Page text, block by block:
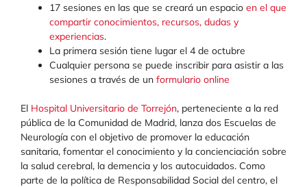
17 sesiones en las que se creará un espacio en el que
compartir conocimientos, recursos, dudas y
experiencias.
La primera sesión tiene lugar el 4 de octubre
Cualquier persona se puede inscribir para asistir a las
sesiones a través de un formulario online
El Hospital Universitario de Torrejón, perteneciente a la red
pública de la Comunidad de Madrid, lanza dos Escuelas de
Neurología con el objetivo de promover la educación
sanitaria, fomentar el conocimiento y la concienciación sobre
la salud cerebral, la demencia y los autocuidados. Como
parte de la política de Responsabilidad Social del centro, el